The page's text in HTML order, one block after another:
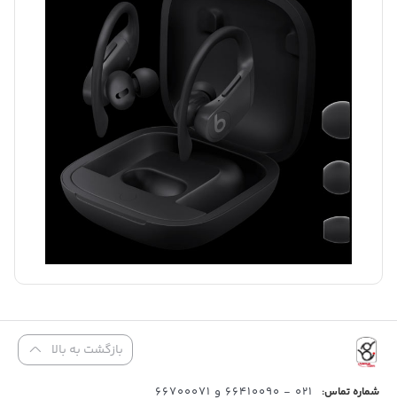
بازگشت به بالا
شماره تماس: 021 - 66410090 و 66700071